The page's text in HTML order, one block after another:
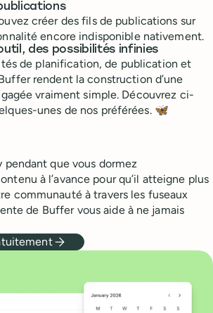
créer des fils de publications sur
encore indisponible nativement.
des possibilités infinies
de planification, de publication et
rendent la construction d’une
vraiment simple. Découvrez ci-
unes de nos préférées. 🦋
pendant que vous dormez
à l’avance pour qu’il atteigne plus
communauté à travers les fuseaux
de Buffer vous aide à ne jamais